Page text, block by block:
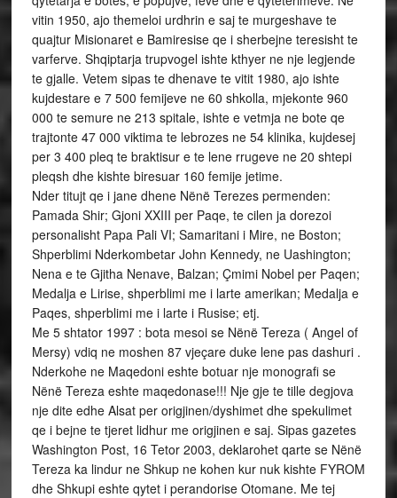
vitin 1950, ajo themeloi urdhrin e saj te murgeshave te
quajtur Misionaret e Bamiresise qe i sherbejne teresisht te
varferve. Shqiptarja trupvogel ishte kthyer ne nje legjende
te gjalle. Vetem sipas te dhenave te vitit 1980, ajo ishte
kujdestare e 7 500 femijeve ne 60 shkolla, mjekonte 960
000 te semure ne 213 spitale, ishte e vetmja ne bote qe
trajtonte 47 000 viktima te lebrozes ne 54 klinika, kujdesej
per 3 400 pleq te braktisur e te lene rrugeve ne 20 shtepi
pleqsh dhe kishte biresuar 160 femije jetime.
Nder titujt qe i jane dhene Nënë Terezes permenden:
Pamada Shir; Gjoni XXIII per Paqe, te cilen ja dorezoi
personalisht Papa Pali VI; Samaritani i Mire, ne Boston;
Shperblimi Nderkombetar John Kennedy, ne Uashington;
Nena e te Gjitha Nenave, Balzan; Çmimi Nobel per Paqen;
Medalja e Lirise, shperblimi me i larte amerikan; Medalja e
Paqes, shperblimi me i larte i Rusise; etj.
Me 5 shtator 1997 : bota mesoi se Nënë Tereza ( Angel of
Mersy) vdiq ne moshen 87 vjeçare duke lene pas dashuri .
Nderkohe ne Maqedoni eshte botuar nje monografi se
Nënë Tereza eshte maqedonase!!! Nje gje te tille degjova
nje dite edhe Alsat per origjinen/dyshimet dhe spekulimet
qe i bejne te tjeret lidhur me origjinen e saj. Sipas gazetes
Washington Post, 16 Tetor 2003, deklarohet qarte se Nënë
Tereza ka lindur ne Shkup ne kohen kur nuk kishte FYROM
dhe Shkupi eshte qytet i perandorise Otomane. Me tej